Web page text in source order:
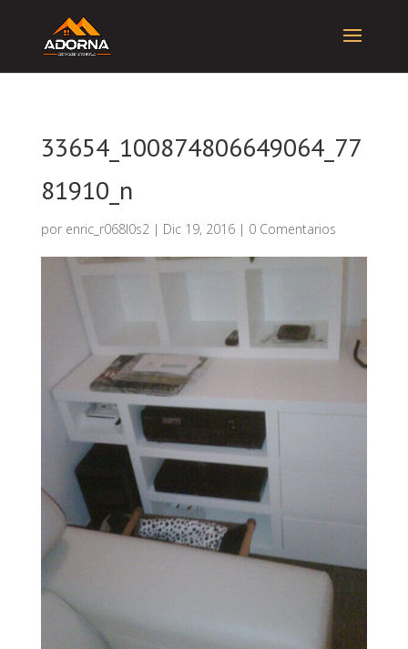
33654_100874806649064_77
81910_n
por enric_r068l0s2| Dic 19, 2016| 0 Comentarios